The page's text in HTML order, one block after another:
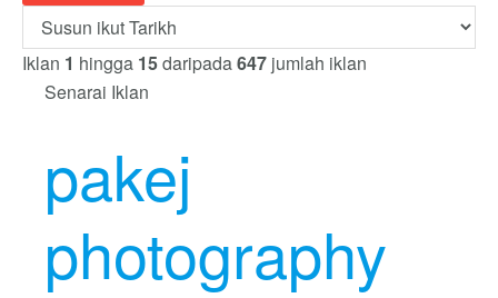
Iklan 1 hingga 15daripada647 jumlah iklan
Senarai Iklan
pakej
photography